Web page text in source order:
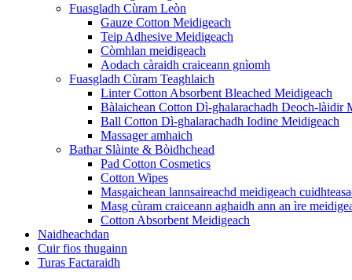
Fuasgladh Cùram Leòn
Gauze Cotton Meidigeach
Teip Adhesive Meidigeach
Còmhlan meidigeach
Aodach càraidh craiceann gnìomh
Fuasgladh Cùram Teaghlaich
Linter Cotton Absorbent Bleached Meidigeach
Bàlaichean Cotton Dì-ghalarachadh Deoch-làidir
Ball Cotton Dì-ghalarachadh Iodine Meidigeach
Massager amhaich
Bathar Slàinte & Bòidhchead
Pad Cotton Cosmetics
Cotton Wipes
Masgaichean lannsaireachd meidigeach
Masg cùram craiceann aghaidh ann an ìre
Cotton Absorbent Meidigeach
Naidheachdan
Cuir fios thugainn
Turas Factaraidh